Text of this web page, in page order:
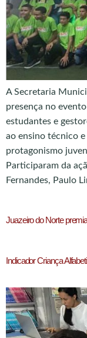
A Secretaria
presença no
estudantes e
ao ensino técnico
protagonismo
Participaram da
Fernandes, Paulo
Juazeiro do Norte
Indicador Criança